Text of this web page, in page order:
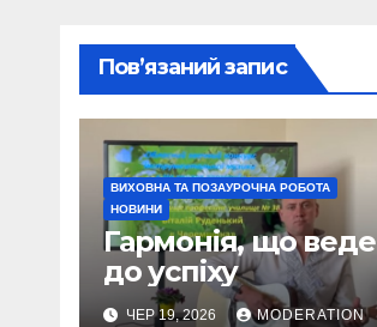
Пов’язаний запис
ВИХОВНА ТА ПОЗАУРОЧНА РОБОТА
НОВИНИ
Гармонія, що веде
до успіху
ЧЕР 19, 2026 MODERATION